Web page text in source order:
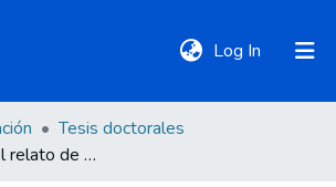
Log In (current)
Tesis doctorales
El espacio en el relato de Ex 19-40: aproximación narrativa y aportación teológica